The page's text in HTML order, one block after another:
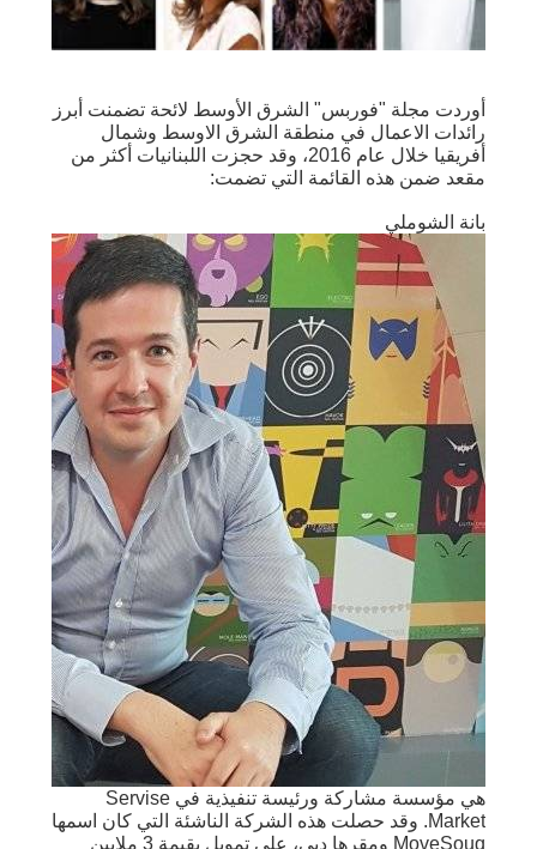
أوردت مجلة "فوربس" الشرق الأوسط لائحة تضمنت أبرز
رائدات الاعمال في منطقة الشرق الاوسط وشمال
أفريقيا خلال عام 2016، وقد حجزت اللبنانيات أكثر من
مقعد ضمن هذه القائمة التي تضمت:
بانة الشوملي
هي مؤسسة مشاركة ورئيسة تنفيذية في Servise
Market. وقد حصلت هذه الشركة الناشئة التي كان اسمها
MoveSouq ومقرها دبي، على تمويل بقيمة 3 ملايين